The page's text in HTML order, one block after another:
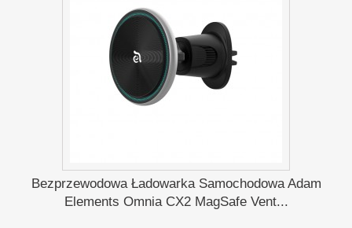
Bezprzewodowa Ładowarka Samochodowa Adam
Elements Omnia CX2 MagSafe Vent...